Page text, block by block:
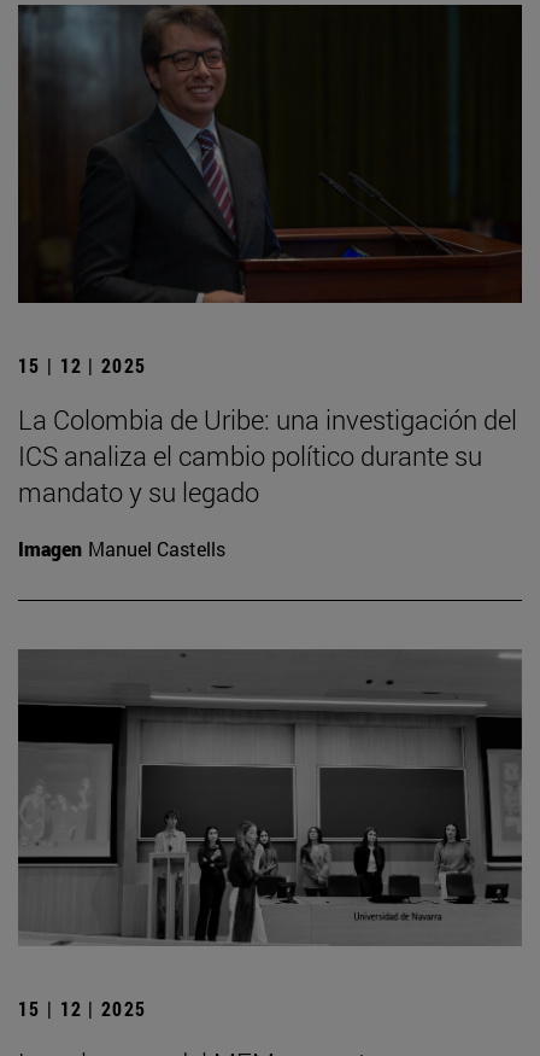
15 | 12 | 2025
La Colombia de Uribe: una investigación del
ICS analiza el cambio político durante su
mandato y su legado
Imagen Manuel Castells
15 | 12 | 2025